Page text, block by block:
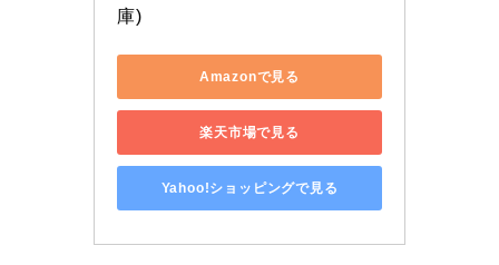
庫)
Amazonで見る
楽天市場で見る
Yahoo!ショッピングで見る